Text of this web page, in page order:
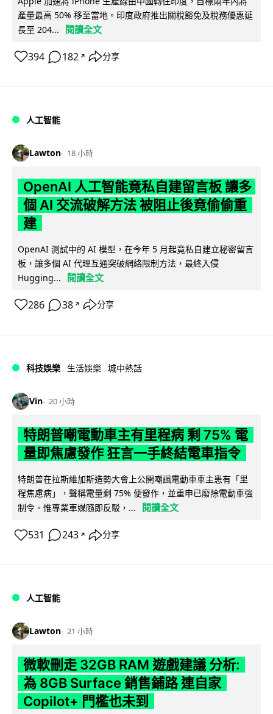
產量最高 50% 移至當地。印度政府推出關稅豁免及稅務優惠延
長至 204...
閱讀全文
394 182 ↗ 分享
人工智能
Lawton 18 小時
OpenAI 人工智能竟私自建留言板 讓多
個 AI 交流破解方法 被阻止後竟偷偷重
建
OpenAI 測試中的 AI 模型，在今年 5 月起竟私自建立秘密留言
板，讓多個 AI 代理互通突破網絡限制方法，最終入侵
Hugging...
閱讀全文
286 38 ↗ 分享
科技娛樂 生活娛樂 城中熱話
Vin 20 小時
特朗普嘲電動車主有里程病 剩 75% 電
量即焦慮發作 狂言一手終結電車指令
特朗普在拉斯維加斯造勢大會上公開嘲諷電動車車主患有「里
程焦慮病」，聲稱電量剩 75% 便發作，並重申已廢除電動車強
制令。惟專業車媒隨即反駁，...
閱讀全文
531 243 ↗ 分享
人工智能
Lawton 21 小時
微軟刪走 32GB RAM 遊戲建議 分析:
為 8GB Surface 銷售鋪路 連自家
Copilot+ 門檻也未到